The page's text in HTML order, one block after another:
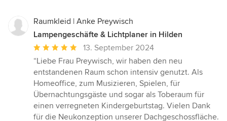
Raumkleid | Anke Preywisch
Lampengeschäfte & Lichtplaner in Hilden
Durchschnittliche
Bewertung:
5
von
5
Sternen
13. September 2024
“Liebe Frau Preywisch, wir haben den neu
entstandenen Raum schon intensiv genutzt. Als
Homeoffice, zum Musizieren, Spielen, für
Übernachtungsgäste und sogar als Toberaum für
einen verregneten Kindergeburtstag. Vielen Dank
für die Neukonzeption unserer Dachgeschossfläche.